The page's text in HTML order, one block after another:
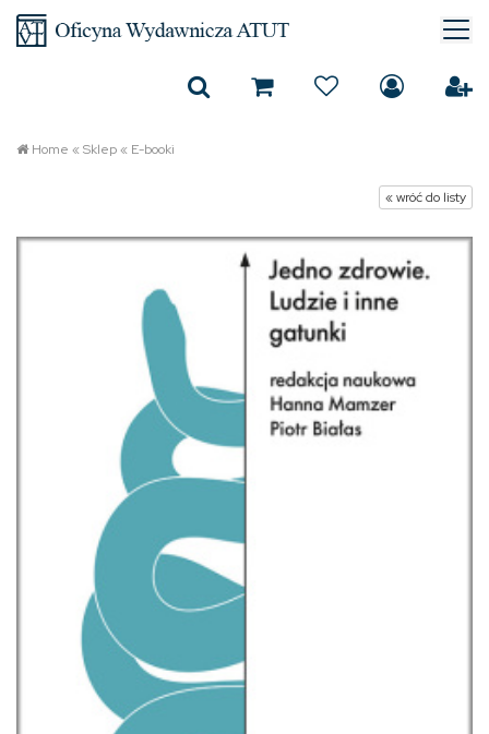
Home «Sklep« E-booki
« wróć do listy